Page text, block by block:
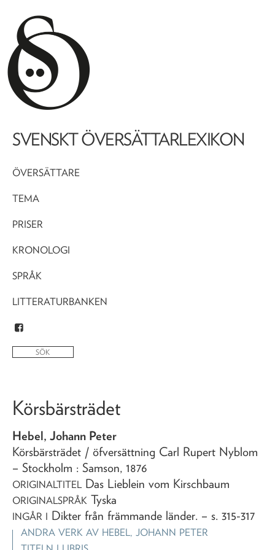
SVENSKT ÖVERSÄTTARLEXIKON
ÖVERSÄTTARE
TEMA
PRISER
KRONOLOGI
SPRÅK
LITTERATURBANKEN
Körsbärsträdet
Hebel, Johann Peter
Körsbärsträdet / öfversättning Carl Rupert Nyblom
– Stockholm : Samson, 1876
ORIGINALTITEL Das Lieblein vom Kirschbaum
ORIGINALSPRÅK Tyska
INGÅR I Dikter från främmande länder. – s. 315-317
ANDRA VERK AV HEBEL, JOHANN PETER